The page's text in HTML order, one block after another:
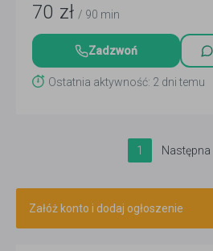
70 zł / 90 min
Zadzwoń
Ostatnia aktywność: 2 dni temu
1 Następna
Załóż konto i dodaj ogłoszenie